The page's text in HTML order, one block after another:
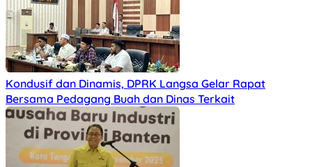
Kondusif dan Dinamis, DPRK Langsa Gelar Rapat
Bersama Pedagang Buah dan Dinas Terkait